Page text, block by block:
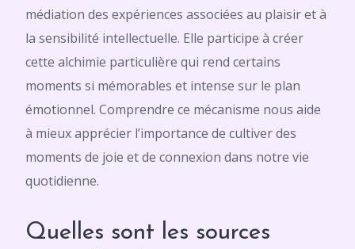
médiation des expériences associées au plaisir et à
la sensibilité intellectuelle. Elle participe à créer
cette alchimie particulière qui rend certains
moments si mémorables et intense sur le plan
émotionnel. Comprendre ce mécanisme nous aide
à mieux apprécier l’importance de cultiver des
moments de joie et de connexion dans notre vie
quotidienne.
Quelles sont les sources